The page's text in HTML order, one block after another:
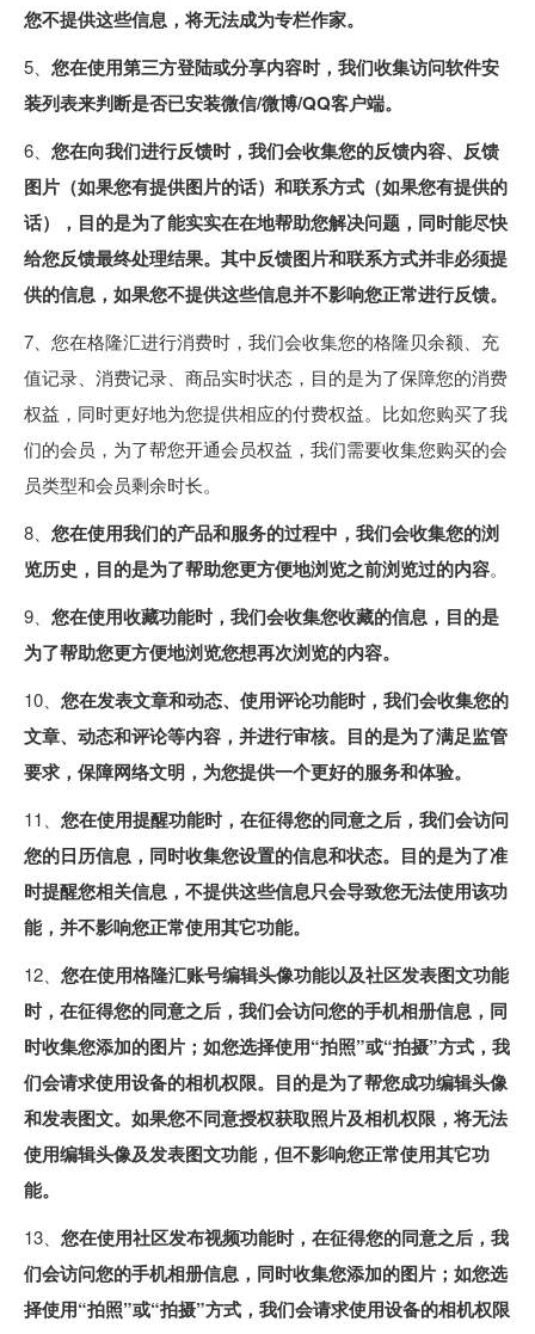
您不提供这些信息，将无法成为专栏作家。
5、 您在使用第三方登陆或分享内容时，我们收集访问软件安
装列表来判断是否已安装微信/微博/QQ客户端。
6、 您在向我们进行反馈时，我们会收集您的反馈内容、反馈
图片（如果您有提供图片的话）和联系方式（如果您有提供的
话），目的是为了能实实在在地帮助您解决问题，同时能尽快
给您反馈最终处理结果。其中反馈图片和联系方式并非必须提
供的信息，如果您不提供这些信息并不影响您正常进行反馈。
7、您在格隆汇进行消费时，我们会收集您的格隆贝余额、充
值记录、消费记录、商品实时状态，目的是为了保障您的消费
权益，同时更好地为您提供相应的付费权益。比如您购买了我
们的会员，为了帮您开通会员权益，我们需要收集您购买的会
员类型和会员剩余时长。
8、 您在使用我们的产品和服务的过程中，我们会收集您的浏
览历史，目的是为了帮助您更方便地浏览之前浏览过的内容。
9、 您在使用收藏功能时，我们会收集您收藏的信息，目的是
为了帮助您更方便地浏览您想再次浏览的内容。
10、 您在发表文章和动态、使用评论功能时，我们会收集您的
文章、动态和评论等内容，并进行审核。目的是为了满足监管
要求，保障网络文明，为您提供一个更好的服务和体验。
11、 您在使用提醒功能时，在征得您的同意之后，我们会访问
您的日历信息，同时收集您设置的信息和状态。目的是为了准
时提醒您相关信息，不提供这些信息只会导致您无法使用该功
能，并不影响您正常使用其它功能。
12、 您在使用格隆汇账号编辑头像功能以及社区发表图文功能
时，在征得您的同意之后，我们会访问您的手机相册信息，同
时收集您添加的图片；如您选择使用“拍照”或“拍摄”方式，我
们会请求使用设备的相机权限。目的是为了帮您成功编辑头像
和发表图文。如果您不同意授权获取照片及相机权限，将无法
使用编辑头像及发表图文功能，但不影响您正常使用其它功
能。
13、 您在使用社区发布视频功能时，在征得您的同意之后，我
们会访问您的手机相册信息，同时收集您添加的图片；如您选
择使用“拍照”或“拍摄”方式，我们会请求使用设备的相机权限